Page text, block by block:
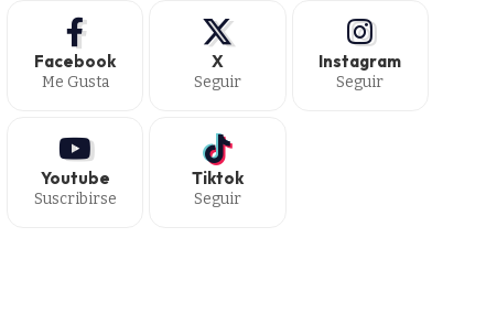
Facebook
Me Gusta
X
Seguir
Instagram
Seguir
Youtube
Suscribirse
Tiktok
Seguir